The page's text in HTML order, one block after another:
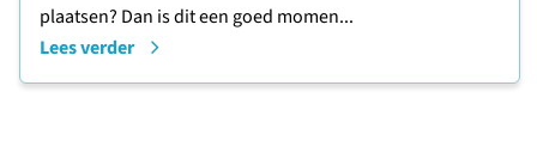
plaatsen? Dan is dit een goed momen...
Lees verder